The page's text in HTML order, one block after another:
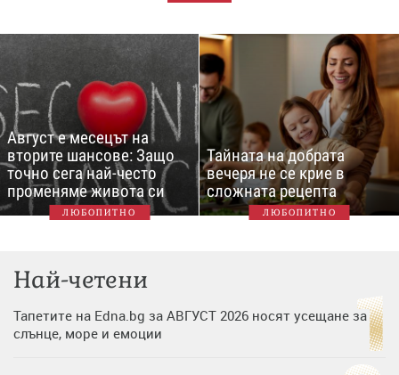
Август е месецът на
вторите шансове: Защо
точно сега най-често
променяме живота си
ЛЮБОПИТНО
Тайната на добрата
вечеря не се крие в
сложната рецепта
ЛЮБОПИТНО
Най-четени
Тапетите на Edna.bg за АВГУСТ 2026 носят усещане за
слънце, море и емоции